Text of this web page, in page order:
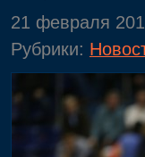
21 февраля
Рубрики: